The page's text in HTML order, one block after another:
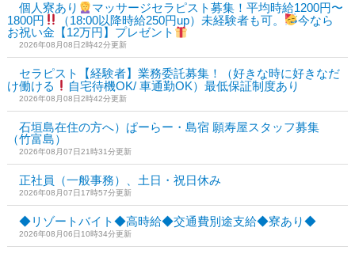
個人寮あり
マッサージセラピスト募集！平均時給1200円〜
1800円
（18:00以降時給250円up）未経験者も可。
今なら
お祝い金【12万円】プレゼント
2026年08月08日2時42分更新
セラピスト【経験者】業務委託募集！（好きな時に好きなだ
け働ける
自宅待機OK/ 車通勤OK）最低保証制度あり
2026年08月08日2時42分更新
石垣島在住の方へ）ぱーらー・島宿 願寿屋スタッフ募集
（竹富島）
2026年08月07日21時31分更新
正社員（一般事務）、土日・祝日休み
2026年08月07日17時57分更新
◆リゾートバイト◆高時給◆交通費別途支給◆寮あり◆
2026年08月06日10時34分更新